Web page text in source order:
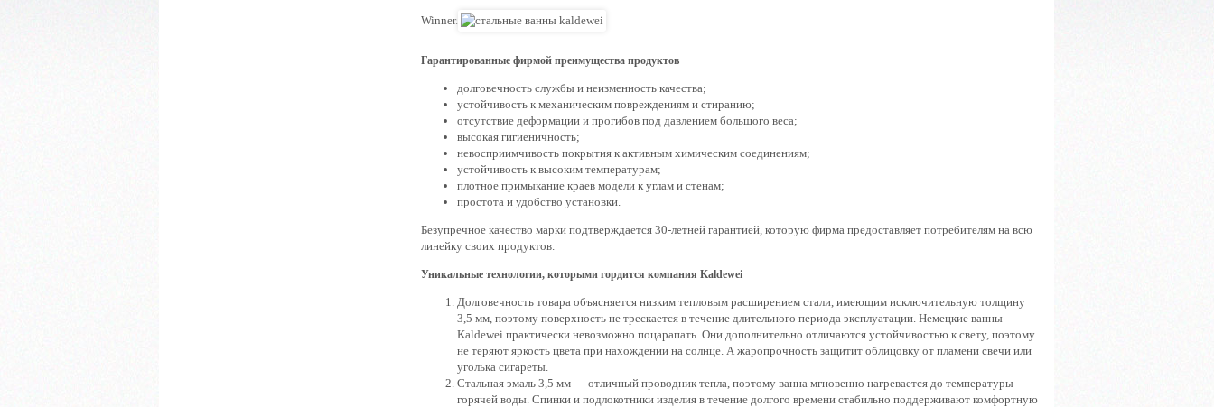
Winner.
Гарантированные фирмой преимущества продуктов
долговечность службы и неизменность качества;
устойчивость к механическим повреждениям и стиранию;
отсутствие деформации и прогибов под давлением большого веса;
высокая гигиеничность;
невосприимчивость покрытия к активным химическим соединениям;
устойчивость к высоким температурам;
плотное примыкание краев модели к углам и стенам;
простота и удобство установки.
Безупречное качество марки подтверждается 30-летней гарантией, которую фирма предоставляет потребителям на всю
линейку своих продуктов.
Уникальные технологии, которыми гордится компания Kaldewei
Долговечность товара объясняется низким тепловым расширением стали, имеющим исключительную толщину
3,5 мм, поэтому поверхность не трескается в течение длительного периода эксплуатации. Немецкие ванны
Kaldewei практически невозможно поцарапать. Они дополнительно отличаются устойчивостью к свету, поэтому
не теряют яркость цвета при нахождении на солнце. А жаропрочность защитит облицовку от пламени свечи или
уголька сигареты.
Стальная эмаль 3,5 мм — отличный проводник тепла, поэтому ванна мгновенно нагревается до температуры
горячей воды. Спинки и подлокотники изделия в течение долгого времени стабильно поддерживают комфортную